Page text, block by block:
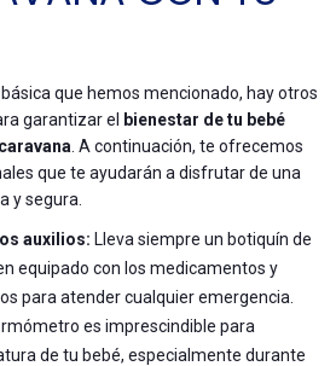
que hemos mencionado, hay otros
garantizar el
bienestar de tu bebé
. A continuación, te ofrecemos
que te ayudarán a disfrutar de una
y segura.
auxilios: Lleva siempre un botiquín de
equipado con los medicamentos y
para atender cualquier emergencia.
es imprescindible para
de tu bebé, especialmente durante